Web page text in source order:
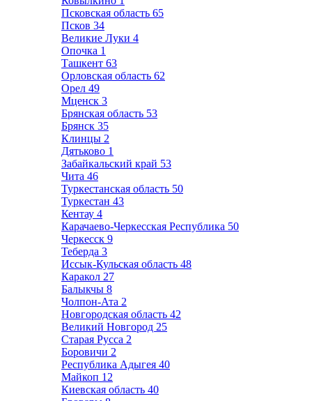
Псковская область 65
Псков 34
Великие Луки 4
Опочка 1
Ташкент 63
Орловская область 62
Орел 49
Мценск 3
Брянская область 53
Брянск 35
Клинцы 2
Дятьково 1
Забайкальский край 53
Чита 46
Туркестанская область 50
Туркестан 43
Кентау 4
Карачаево-Черкесская Республика 50
Черкесск 9
Теберда 3
Иссык-Кульская область 48
Каракол 27
Балыкчы 8
Чолпон-Ата 2
Новгородская область 42
Великий Новгород 25
Старая Русса 2
Боровичи 2
Республика Адыгея 40
Майкоп 12
Киевская область 40